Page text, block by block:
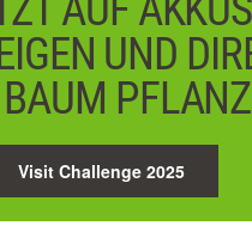
AUF AKKUS
UND
Visit Challenge 2025